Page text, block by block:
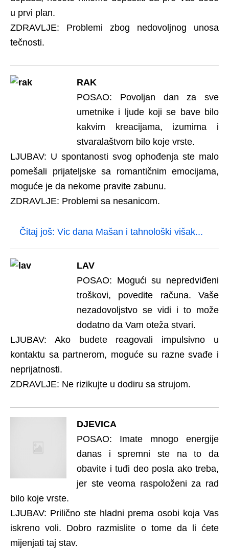
u prvi plan.
ZDRAVLJE: Problemi zbog nedovoljnog unosa
tečnosti.
RAK
POSAO: Povoljan dan za sve
umetnike i ljude koji se bave bilo
kakvim kreacijama, izumima i
stvaralaštvom bilo koje vrste.
LJUBAV: U spontanosti svog ophođenja ste malo
pomešali prijateljske sa romantičnim emocijama,
moguće je da nekome pravite zabunu.
ZDRAVLJE: Problemi sa nesanicom.
Čitaj još: Vic dana Mašan i tahnološki višak...
LAV
POSAO: Mogući su nepredviđeni
troškovi, povedite računa. Vaše
nezadovoljstvo se vidi i to može
dodatno da Vam oteža stvari.
LJUBAV: Ako budete reagovali impulsivno u
kontaktu sa partnerom, moguće su razne svađe i
neprijatnosti.
ZDRAVLJE: Ne rizikujte u dodiru sa strujom.
DJEVICA
POSAO: Imate mnogo energije
danas i spremni ste na to da
obavite i tuđi deo posla ako treba,
jer ste veoma raspoloženi za rad
bilo koje vrste.
LJUBAV: Prilično ste hladni prema osobi koja Vas
iskreno voli. Dobro razmislite o tome da li ćete
mijenjati taj stav.